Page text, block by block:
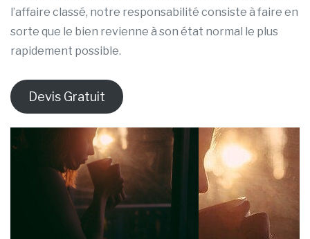
l’affaire classé, notre responsabilité consiste à faire en
sorte que le bien revienne à son état normal le plus
rapidement possible.
Devis Gratuit